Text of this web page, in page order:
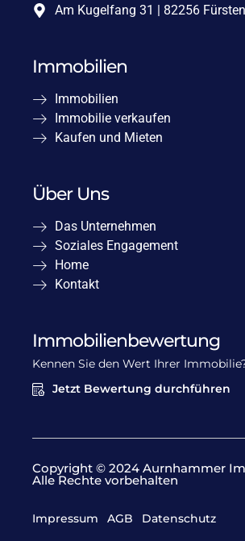
Am Kugelfang 31 | 82256
Immobilien
Immobilien
Immobilie verkaufen
Kaufen und Mieten
Über Uns
Das Unternehmen
Soziales Engagement
Home
Kontakt
Immobilienbewertung
Kennen Sie den Wert Ihrer
Jetzt Bewertung durchführen
Copyright © 2024 Aurnhammer
Alle Rechte vorbehalten
Impressum AGB Datenschutz